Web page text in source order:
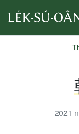
2021